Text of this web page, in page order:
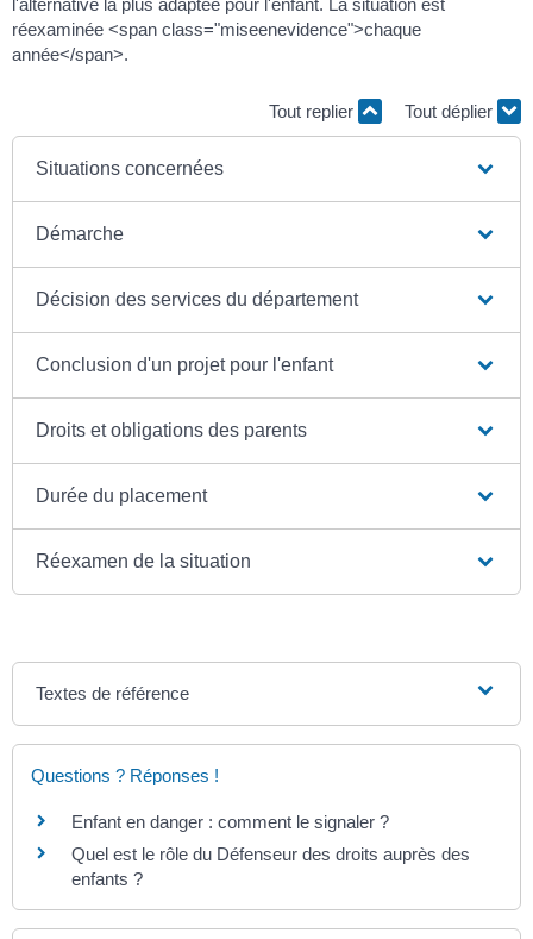
l'alternative la plus adaptée pour l'enfant. La situation est
réexaminée <span class="miseenevidence">chaque
année</span>.
Tout replier Tout déplier
Situations concernées
Démarche
Décision des services du département
Conclusion d'un projet pour l'enfant
Droits et obligations des parents
Durée du placement
Réexamen de la situation
Textes de référence
Questions ? Réponses !
Enfant en danger : comment le signaler ?
Quel est le rôle du Défenseur des droits auprès des
enfants ?